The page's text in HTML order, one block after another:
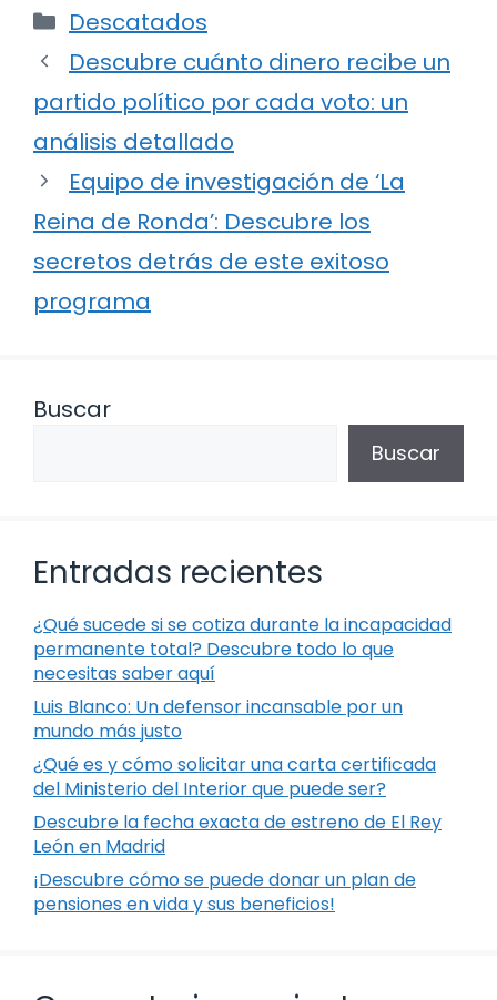
Categorías
Descatados
Descubre cuánto dinero recibe un
partido político por cada voto: un
análisis detallado
Equipo de investigación de ‘La
Reina de Ronda’: Descubre los
secretos detrás de este exitoso
programa
Buscar
Buscar
Entradas recientes
¿Qué sucede si se cotiza durante la incapacidad
permanente total? Descubre todo lo que
necesitas saber aquí
Luis Blanco: Un defensor incansable por un
mundo más justo
¿Qué es y cómo solicitar una carta certificada
del Ministerio del Interior que puede ser?
Descubre la fecha exacta de estreno de El Rey
León en Madrid
¡Descubre cómo se puede donar un plan de
pensiones en vida y sus beneficios!